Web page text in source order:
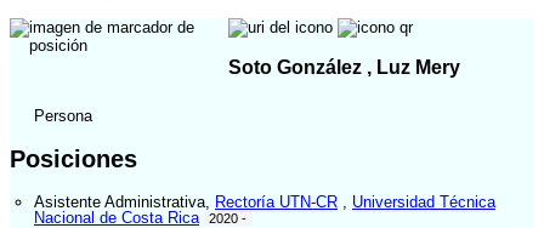
Soto González , Luz Mery
Persona
Posiciones
Asistente Administrativa Rectoría UTN-CR
Universidad Técnica
Nacional de Costa Rica
2020 -